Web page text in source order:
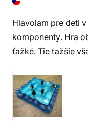
Hlavolam pre deti
komponenty. Hra
ťažké. Tie ťažšie